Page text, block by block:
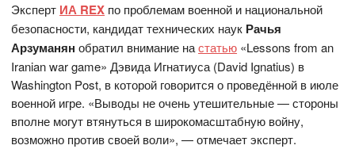
Эксперт ИА REX по проблемам военной и национальной
безопасности, кандидат технических наук Рачья
Арзуманян обратил внимание настатью «Lessons from an
Iranian war game» Дэвида Игнатиуса (David Ignatius) в
Washington Post, в которой говорится о проведённой в июле
военной игре. «Выводы не очень утешительные — стороны
вполне могут втянуться в широкомасштабную войну,
возможно против своей воли», — отмечает эксперт.